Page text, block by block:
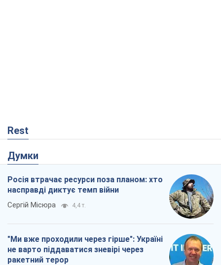
Rest
Думки
Росія втрачає ресурси поза планом: хто
насправді диктує темп війни
Сергій Місюра 4,4 т.
"Ми вже проходили через гірше": Україні
не варто піддаватися зневірі через
ракетний терор